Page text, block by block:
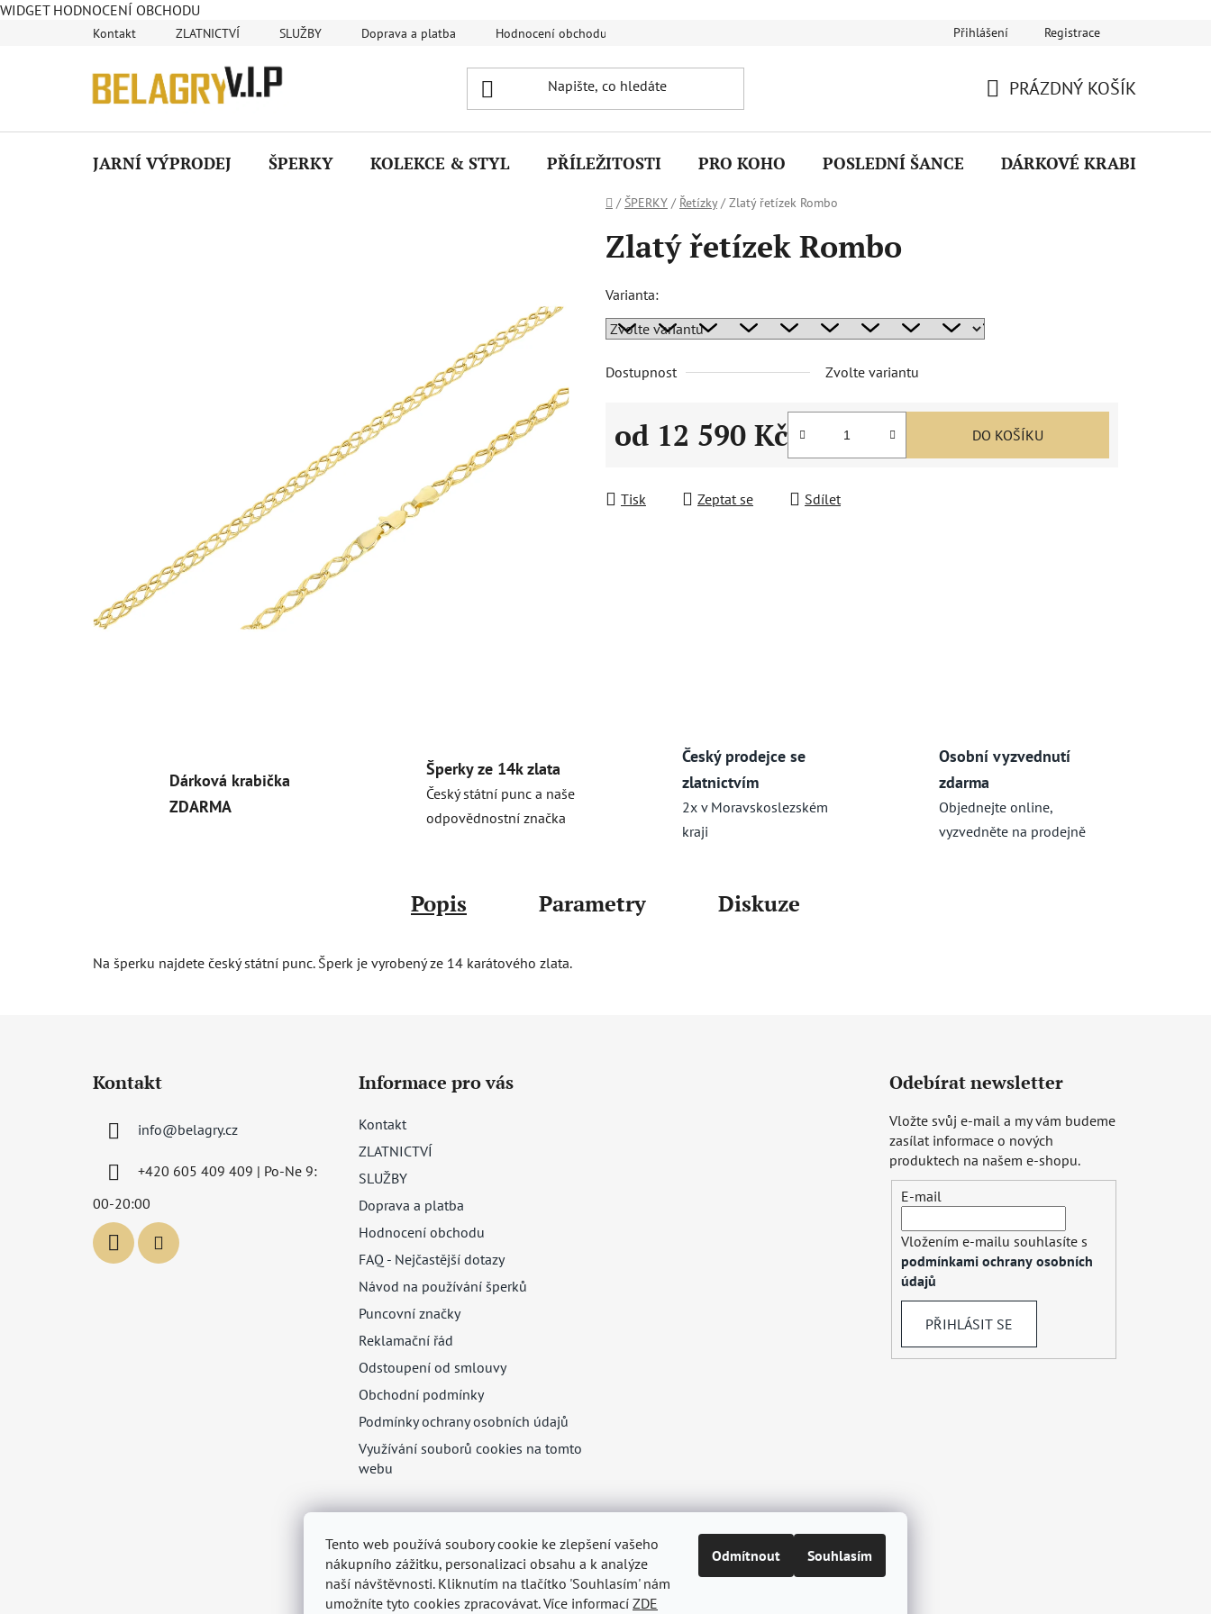
WIDGET HODNOCENÍ OBCHODU
Tento web používá soubory cookie ke zlepšení vašeho
nákupního zážitku, personalizaci obsahu a k analýze
naší návštěvnosti. Kliknutím na tlačítko 'Souhlasím' nám
umožníte tyto cookies zpracovávat. Více informací ZDE
Odmítnout Souhlasím
Kontakt ZLATNICTVÍ SLUŽBY Doprava a platba Hodnocení obchodu Návod na používání šperků Puncovní značky
Přihlášení Registrace
KOŠÍK
PRÁZDNÝ KOŠÍK
JARNÍ VÝPRODEJ ŠPERKY KOLEKCE & STYL PŘÍLEŽITOSTI PRO KOHO POSLEDNÍ ŠANCE DÁRKOVÉ KRABIČKY
Domů
/ ŠPERKY / Řetízky / Zlatý řetízek Rombo
Zlatý řetízek Rombo
Varianta:
Dostupnost Zvolte variantu
od 12 590 Kč DO KOŠÍKU
Tisk Zeptat se Sdílet
Dárková krabička
ZDARMA
Šperky ze 14k zlata
Český státní punc a naše
odpovědnostní značka
Český prodejce se
zlatnictvím
2x v Moravskoslezském
kraji
Osobní vyzvednutí
zdarma
Objednejte online,
vyzvedněte na prodejně
Popis Parametry Diskuze
Na šperku najdete český státní punc. Šperk je vyrobený ze 14 karátového zlata.
Kontakt
info@belagry.cz
+420 605 409 409 | Po-Ne 9:
00-20:00
Informace pro vás
Kontakt
ZLATNICTVÍ
SLUŽBY
Doprava a platba
Hodnocení obchodu
FAQ - Nejčastější dotazy
Návod na používání šperků
Puncovní značky
Reklamační řád
Odstoupení od smlouvy
Obchodní podmínky
Podmínky ochrany osobních údajů
Využívání souborů cookies na tomto
webu
Odebírat newsletter
Vložte svůj e-mail a my vám budeme
zasílat informace o nových
produktech na našem e-shopu.
E-mail
Vložením e-mailu souhlasíte s
podmínkami ochrany osobních
údajů
PŘIHLÁSIT SE